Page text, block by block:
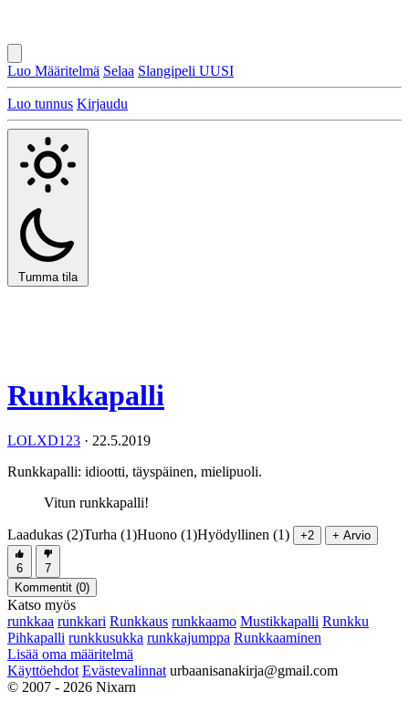
Luo Määritelmä Selaa Slangipeli UUSI
Luo tunnus Kirjaudu
Tumma tila
Runkkapalli
LOLXD123 · 22.5.2019
Runkkapalli: idiootti, täyspäinen, mielipuoli.
Vitun runkkapalli!
Laadukas (2)Turha (1)Huono (1)Hyödyllinen (1) +2 + Arvio
6
7
Kommentit (0)
Katso myös
runkkaa runkkari Runkkaus runkkaamo Mustikkapalli Runkku
Pihkapalli runkkusukka runkkajumppa Runkkaaminen
Lisää oma määritelmä
Käyttöehdot Evästevalinnat urbaanisanakirja@gmail.com
© 2007 - 2026 Nixarn